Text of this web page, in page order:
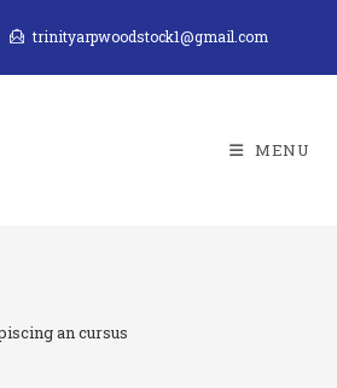
trinityarpwoodstock1@gmail.com
MENU
an cursus